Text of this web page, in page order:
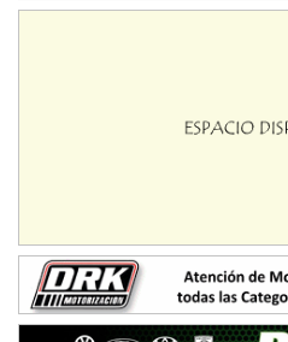
ENTRERRIANO - F6 (POSTERGADA)
CSK - F7
Juventud Unida (Tierra)
Humboldt (Santa Fe)